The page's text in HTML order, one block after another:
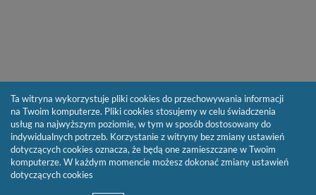
Ta witryna wykorzystuje pliki cookies do przechowywania informacji
na Twoim komputerze. Pliki cookies stosujemy w celu świadczenia
usług na najwyższym poziomie, w tym w sposób dostosowany do
indywidualnych potrzeb. Korzystanie z witryny bez zmiany ustawień
dotyczących cookies oznacza, że będą one zamieszczane w Twoim
komputerze. W każdym momencie możesz dokonać zmiany ustawień
dotyczących cookies